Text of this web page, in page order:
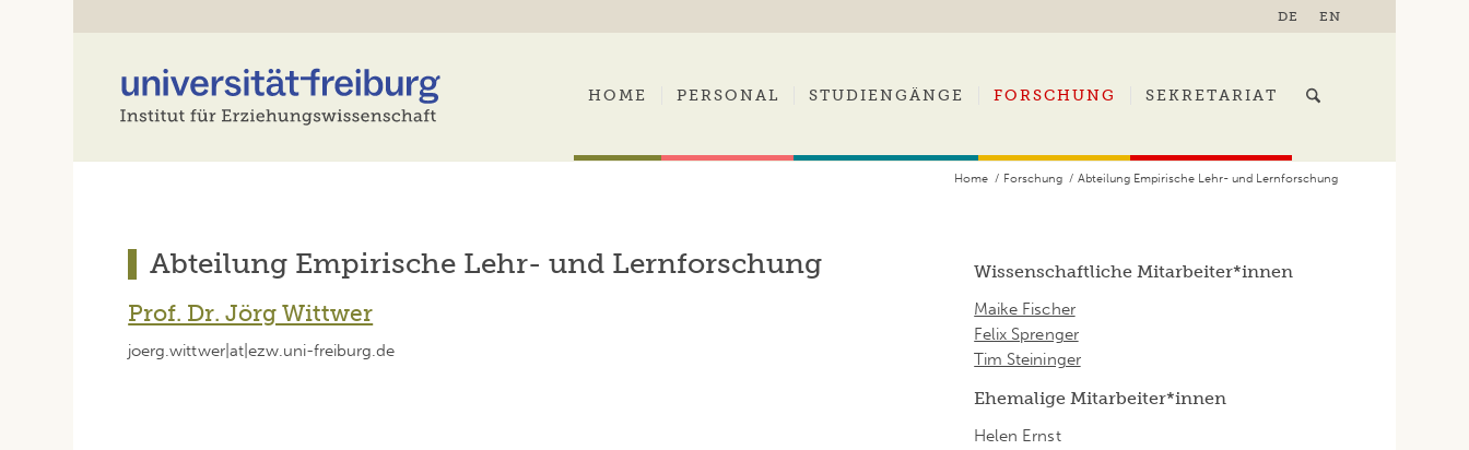
DE EN
HOME PERSONAL STUDIENGÄNGE FORSCHUNG SEKRETARIAT
Home / Forschung / Abteilung Empirische Lehr- und Lernforschung
Abteilung Empirische Lehr- und Lernforschung
Prof. Dr. Jörg Wittwer
joerg.wittwer|at|ezw.uni-freiburg.de
Wissenschaftliche Mitarbeiter*innen
Maike Fischer
Felix Sprenger
Tim Steininger
Ehemalige Mitarbeiter*innen
Helen Ernst